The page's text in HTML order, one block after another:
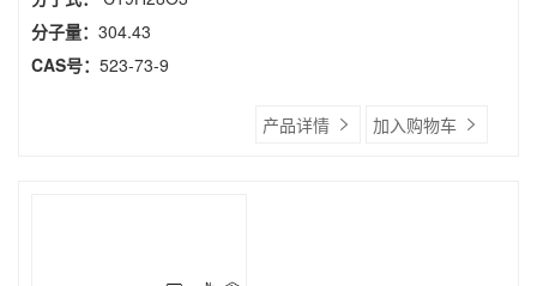
分子量： 304.43
CAS号： 523-73-9
产品详情 加入购物车